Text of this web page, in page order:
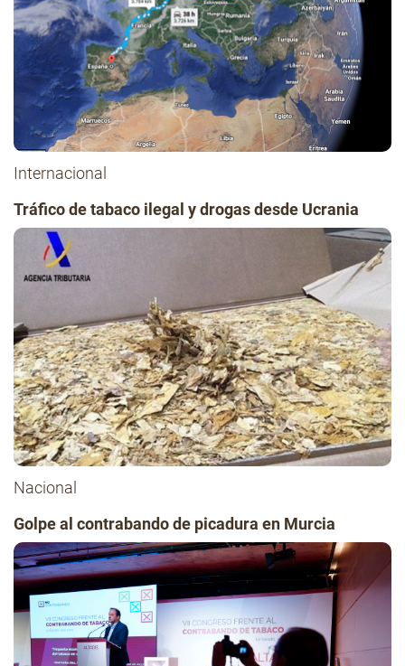
Internacional
Tráfico de tabaco ilegal y drogas desde Ucrania
Nacional
Golpe al contrabando de picadura en Murcia